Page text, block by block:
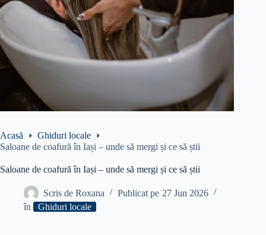
Acasă
Ghiduri locale
Saloane de coafură în Iași – unde să mergi și ce să știi
Saloane de coafură în Iași – unde să mergi și ce să știi
Scris de Roxana Publicat pe 27 Jun 2026
în
Ghiduri locale